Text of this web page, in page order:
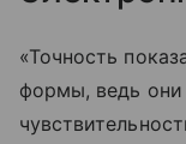
«Точность
формы, ведь